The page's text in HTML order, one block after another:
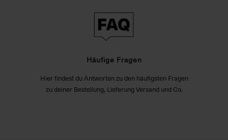
Häufige Fragen
Hier findest du Antworten zu den häufigsten Fragen
zu deiner Bestellung, Lieferung Versand und Co.